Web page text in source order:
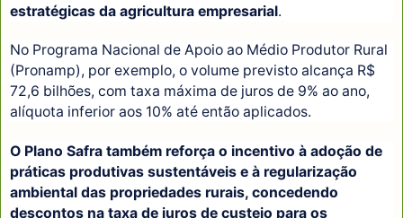
estratégicas da agricultura empresarial.
No Programa Nacional de Apoio ao Médio Produtor Rural
(Pronamp), por exemplo, o volume previsto alcança R$
72,6 bilhões, com taxa máxima de juros de 9% ao ano,
alíquota inferior aos 10% até então aplicados.
O Plano Safra também reforça o incentivo à adoção de
práticas produtivas sustentáveis e à regularização
ambiental das propriedades rurais, concedendo
descontos na taxa de juros de custeio para os